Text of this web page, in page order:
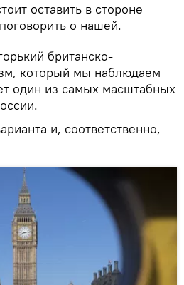
оставить в стороне
о нашей.
британско-
который мы наблюдаем
один из самых масштабных
и, соответственно,